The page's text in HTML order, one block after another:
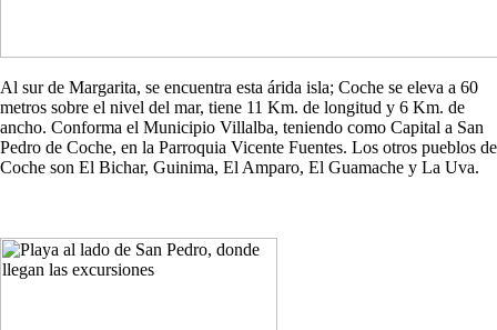
Al sur de Margarita, se encuentra esta árida isla; Coche se eleva a 60
metros sobre el nivel del mar, tiene 11 Km. de longitud y 6 Km. de
ancho. Conforma el Municipio Villalba, teniendo como Capital a San
Pedro de Coche, en la Parroquia Vicente Fuentes. Los otros pueblos de
Coche son El Bichar, Guinima, El Amparo, El Guamache y La Uva.